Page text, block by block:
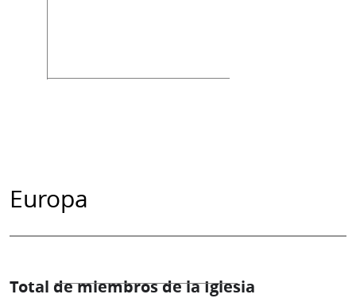
Europa
Total de miembros de la Iglesia